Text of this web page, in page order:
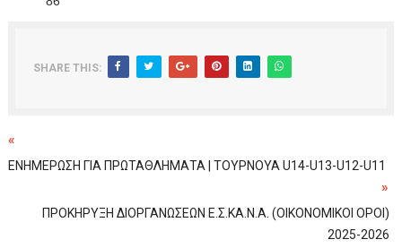
SHARE THIS:
«
ΕΝΗΜΕΡΩΣΗ ΓΙΑ ΠΡΩΤΑΘΛΗΜΑΤΑ | ΤΟΥΡΝΟΥΑ U14-U13-U12-U11
»
ΠΡΟΚΗΡΥΞΗ ΔΙΟΡΓΑΝΩΣΕΩΝ Ε.Σ.ΚΑ.Ν.Α. (ΟΙΚΟΝΟΜΙΚΟΙ ΟΡΟΙ)
2025-2026